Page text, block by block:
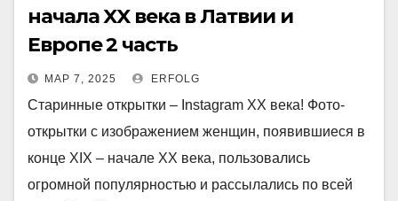
начала XX века в Латвии и
Европе 2 часть
МАР 7, 2025 ERFOLG
Старинные открытки – Instagram XX века! Фото-
открытки с изображением женщин, появившиеся в
конце XIX – начале XX века, пользовались
огромной популярностью и рассылались по всей